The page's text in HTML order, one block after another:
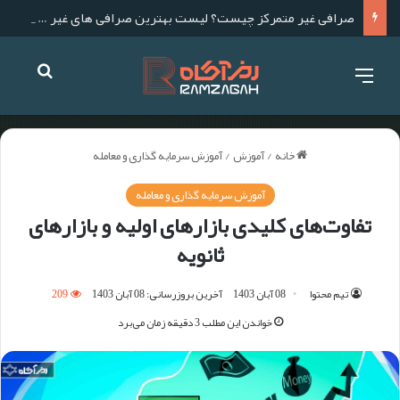
صرافی غیر متمرکز چیست؟ لیست بهترین صرافی های غیر متمرکز برای ایرانیان
خانه/آموزش/آموزش سرمایه گذاری و معامله
آموزش سرمایه گذاری و معامله
تفاوت‌های کلیدی بازارهای اولیه و بازارهای
ثانویه
تیم محتوا 08 آبان 1403 آخرین بروزرسانی: 08 آبان 1403
209
خواندن این مطلب 3 دقیقه زمان می‌برد